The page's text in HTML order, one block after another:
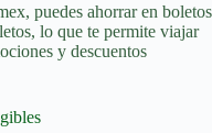
puedes ahorrar en boletos
lo que te permite viajar
y descuentos